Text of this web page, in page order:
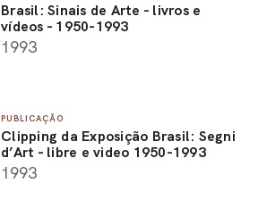
Brasil: Sinais de Arte - livros e
vídeos - 1950-1993
1993
PUBLICAÇÃO
Clipping da Exposição Brasil: Segni
d’Art - libre e video 1950-1993
1993